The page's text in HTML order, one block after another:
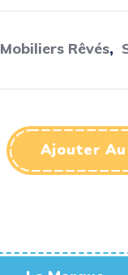
Mobiliers Rêvés,
Ajouter